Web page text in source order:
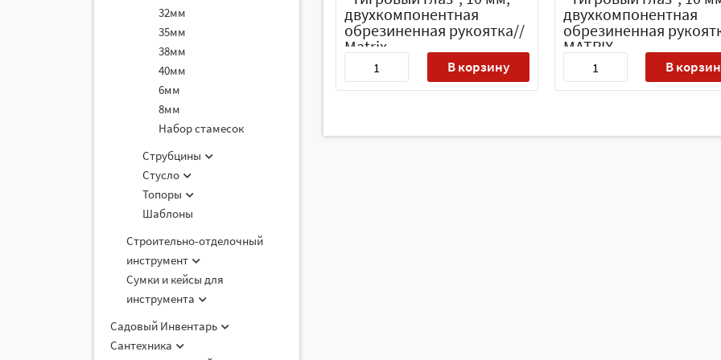
32мм
35мм
38мм
40мм
6мм
8мм
Набор стамесок
Струбцины
Стусло
Топоры
Шаблоны
Строительно-отделочный
инструмент
Сумки и кейсы для
инструмента
Садовый Инвентарь
Сантехника
двухкомпонентная
обрезиненная рукоятка//
Matrix
В корзину
двухкомпонентная
обрезиненная
MATRIX
В